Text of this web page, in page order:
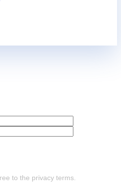
to the privacy terms.